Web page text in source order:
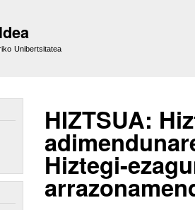
Unibertsitatea
HIZTSUA:
Hiztegi-